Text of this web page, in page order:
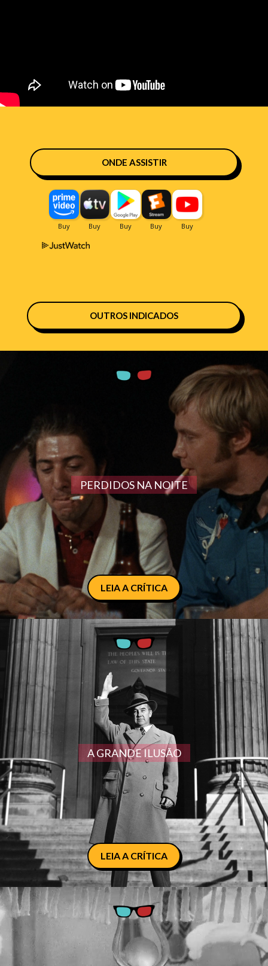
ONDE ASSISTIR
OUTROS INDICADOS
PERDIDOS NA NOITE
LEIA A CRÍTICA
A GRANDE ILUSÃO
LEIA A CRÍTICA